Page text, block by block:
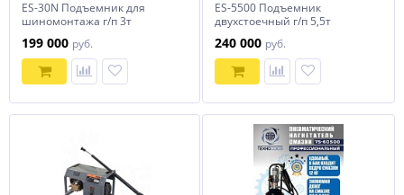
ES-30N Подъемник для
шиномонтажа г/п 3т
199 000 руб.
ES-5500 Подъемник
двухстоечный г/п 5,5т
240 000 руб.